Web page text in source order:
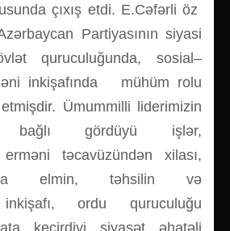
çıxış etdi. E.Cəfərli öz
Partiyasının siyasi
quruculuğunda, sosial–
inkişafında mühüm rolu
Ümummilli liderimizin
bağlı gördüyü işlər,
erməni təcavüzündən xilası,
elmin, təhsilin və
inkişafı, ordu quruculuğu
kecirdiyi siyasət əhatəli